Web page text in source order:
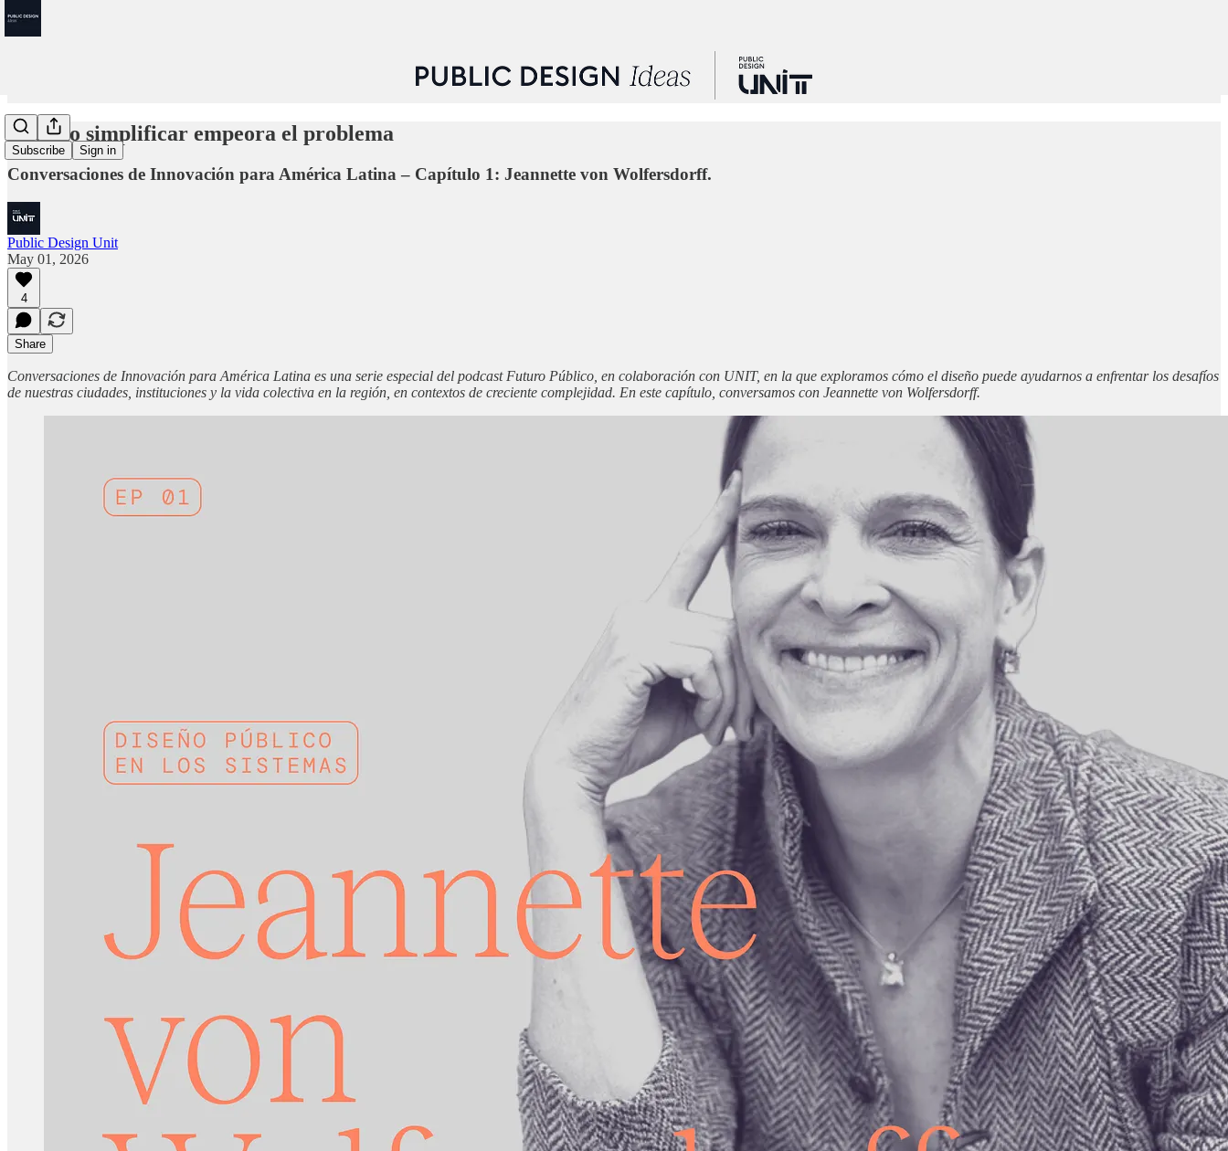
Subscribe Sign in
Cuando simplificar empeora el problema
Conversaciones de Innovación para América Latina – Capítulo 1: Jeannette von Wolfersdorff.
Public Design Unit
May 01, 2026
4
Share
Conversaciones de Innovación para América Latina es una serie especial del podcast Futuro Público, en colaboración con UNIT, en la que exploramos cómo el diseño puede ayudarnos a enfrentar los desafíos
de nuestras ciudades, instituciones y la vida colectiva en la región, en contextos de creciente complejidad. En este capítulo, conversamos con Jeannette von Wolfersdorff.